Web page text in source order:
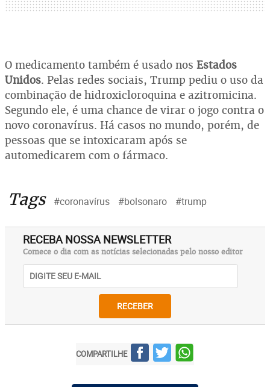
O medicamento também é usado nos Estados
Unidos. Pelas redes sociais, Trump pediu o uso da
combinação de hidroxicloroquina e azitromicina.
Segundo ele, é uma chance de virar o jogo contra o
novo coronavírus. Há casos no mundo, porém, de
pessoas que se intoxicaram após se
automedicarem com o fármaco.
Tags #coronavírus #bolsonaro #trump
RECEBA NOSSA NEWSLETTER
Comece o dia com as notícias selecionadas pelo nosso editor
RECEBER
COMPARTILHE